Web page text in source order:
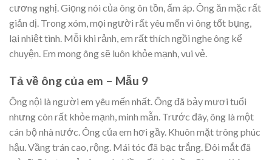
cương nghị. Giọng nói của ông ôn tồn, ấm áp. Ông ăn mặc rất
giản dị. Trong xóm, mọi người rất yêu mến vì ông tốt bụng,
lại nhiệt tình. Mỗi khi rảnh, em rất thích ngồi nghe ông kể
chuyện. Em mong ông sẽ luôn khỏe mạnh, vui vẻ.
Tả về ông của em – Mẫu 9
Ông nội là người em yêu mến nhất. Ông đã bảy mươi tuổi
nhưng còn rất khỏe mạnh, minh mẫn. Trước đây, ông là một
cán bộ nhà nước. Ông của em hơi gầy. Khuôn mặt trông phúc
hậu. Vầng trán cao, rộng. Mái tóc đã bạc trắng. Đôi mắt đã